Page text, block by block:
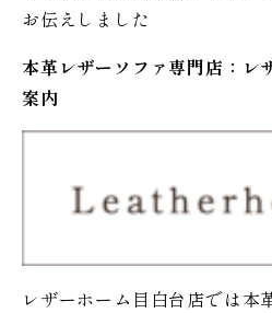
お伝えしました
本革レザーソファ専門店：レ
案内
レザーホーム目白台店では本